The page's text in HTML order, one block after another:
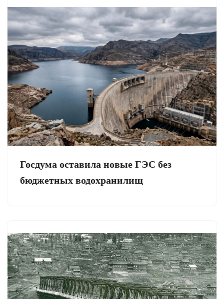
Госдума оставила новые ГЭС без
бюджетных водохранилищ